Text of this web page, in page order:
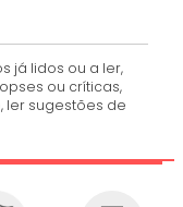
já lidos ou a ler,
ou críticas,
ler sugestões de